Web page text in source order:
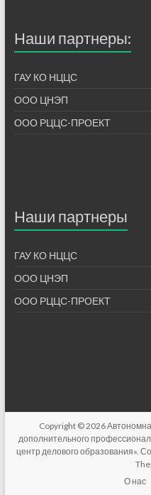
Наши партнеры:
ГАУ КО НЦЦС
ООО ЦНЭП
ООО РЦЦС-ПРОЕКТ
Наши партнеры
ГАУ КО НЦЦС
ООО ЦНЭП
ООО РЦЦС-ПРОЕКТ
Copyright © 2026
дополнительного
центр делового образования».
О нас